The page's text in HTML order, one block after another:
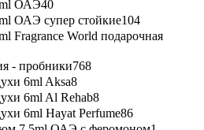
ОАЭ40
ОАЭ супер стойкие104
Fragrance World подарочная
- пробники768
6ml Aksa8
6ml Al Rehab8
6ml Hayat Perfume86